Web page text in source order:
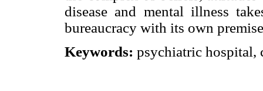
disease and mental illness
bureaucracy with its own
Keywords: psychiatric hospital,